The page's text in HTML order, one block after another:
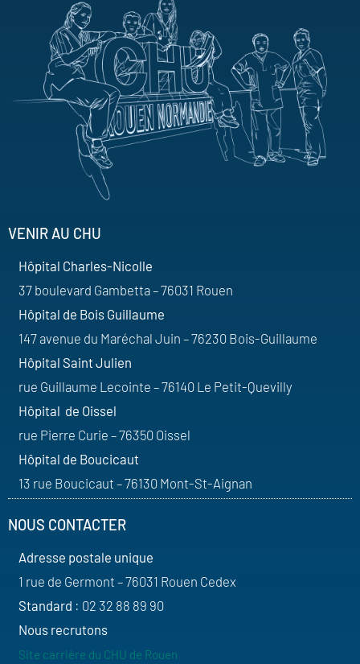
VENIR AU CHU
Hôpital Charles-Nicolle
37 boulevard Gambetta – 76031 Rouen
Hôpital de Bois Guillaume
147 avenue du Maréchal Juin – 76230 Bois-Guillaume
Hôpital Saint Julien
rue Guillaume Lecointe – 76140 Le Petit-Quevilly
Hôpital de Oissel
rue Pierre Curie – 76350 Oissel
Hôpital de Boucicaut
13 rue Boucicaut – 76130 Mont-St-Aignan
NOUS CONTACTER
Adresse postale unique
1 rue de Germont – 76031 Rouen Cedex
Standard : 02 32 88 89 90
Nous recrutons
Site carrière du CHU de Rouen